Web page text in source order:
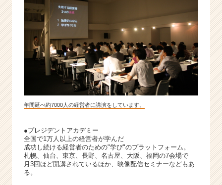
年間延べ約7000人の経営者に講演をしています。
●プレジデントアカデミー
全国で1万人以上の経営者が学んだ
成功し続ける経営者のための"学び"のプラットフォーム。
札幌、仙台、東京、長野、名古屋、大阪、福岡の7会場で
月3回ほど開講されているほか、映像配信セミナーなどもあ
る。